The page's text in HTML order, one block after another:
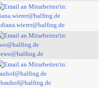
diana.wierer@halfing.de
ewo@halfing.de
bauhof@halfing.de